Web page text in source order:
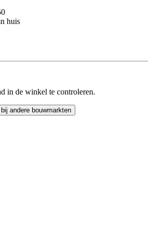
huis
in de winkel te controleren.
andere bouwmarkten